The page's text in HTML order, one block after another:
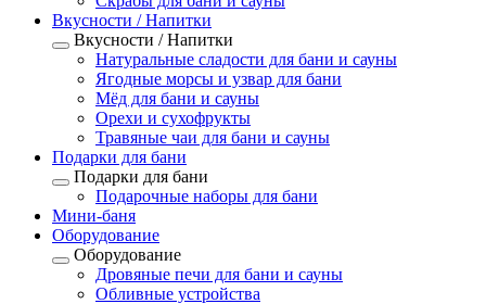
Вкусности / Напитки
Вкусности / Напитки
Натуральные сладости для бани и сауны
Ягодные морсы и узвар для бани
Мёд для бани и сауны
Орехи и сухофрукты
Травяные чаи для бани и сауны
Подарки для бани
Подарки для бани
Подарочные наборы для бани
Мини-баня
Оборудование
Оборудование
Дровяные печи для бани и сауны
Обливные устройства